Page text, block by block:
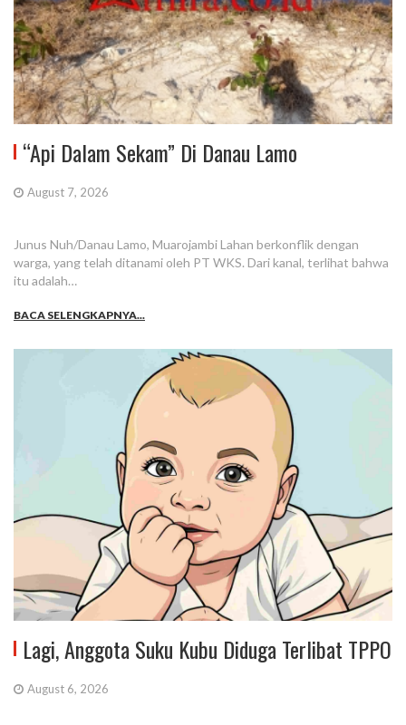
“Api Dalam Sekam” Di Danau Lamo
August 7, 2026
Junus Nuh/Danau Lamo, Muarojambi Lahan berkonflik dengan
warga, yang telah ditanami oleh PT WKS. Dari kanal, terlihat bahwa
itu adalah…
BACA SELENGKAPNYA...
Lagi, Anggota Suku Kubu Diduga Terlibat TPPO
August 6, 2026